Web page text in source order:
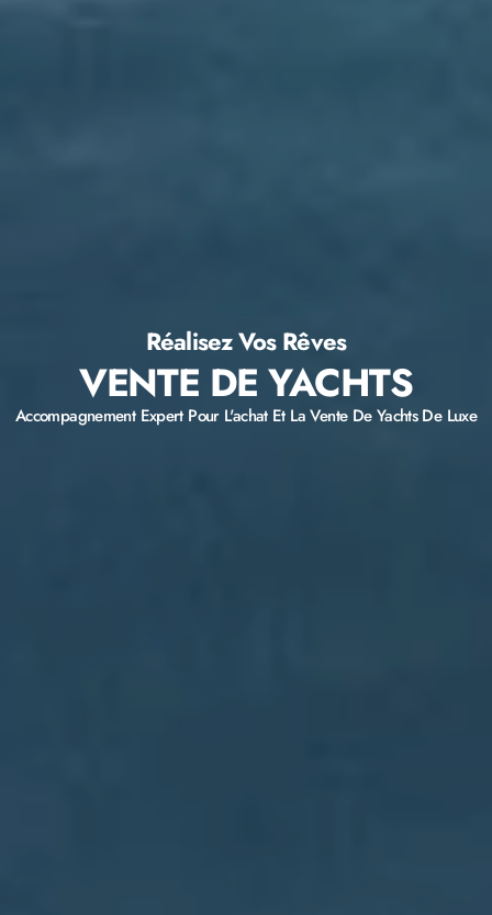
Réalisez Vos Rêves
VENTE DE YACHTS
Accompagnement Expert Pour L'achat Et La Vente De Yachts De Luxe